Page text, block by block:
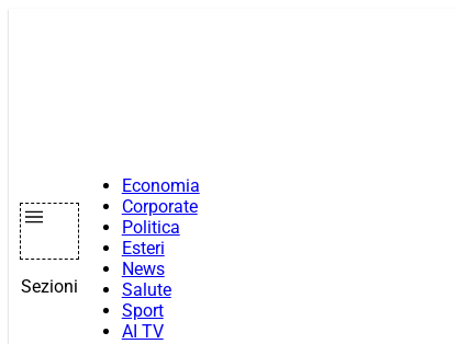
Sezioni
Economia
Corporate
Politica
Esteri
News
Salute
Sport
AI TV